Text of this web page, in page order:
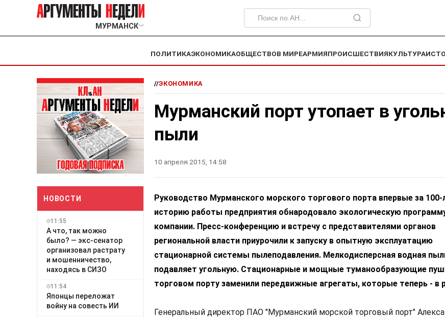
МУРМАНСК﹀
ПОЛИТИКАЭКОНОМИКАОБЩЕСТВОВ МИРЕАРМИЯПРОИСШЕСТВИЯКУЛЬТУРА
НОВОСТИ
11:55
А что, так можно
было? — экс-сенатор
организовал растрату
и мошенничество,
находясь в СИЗО
11:54
Японцы переложат
войну на совесть ИИ
//ЭКОНОМИКА
Мурманский порт утопает в
пыли
10 апреля 2015, 14:58
Руководство Мурманского морского торгового порта впервые за
историю работы предприятия обнародовало экологическую
компании. Пресс-конференцию и встречу с представителями органов
региональной власти приурочили к запуску в опытную эксплуатацию
стационарной системы пылеподавления. Мелкодисперсная водная
подавляет угольную. Стационарные и мощные туманообразующие
торговом порту заменили передвижные агрегаты, которые теперь - в
Генеральный директор ПАО "Мурманский морской торговый порт"